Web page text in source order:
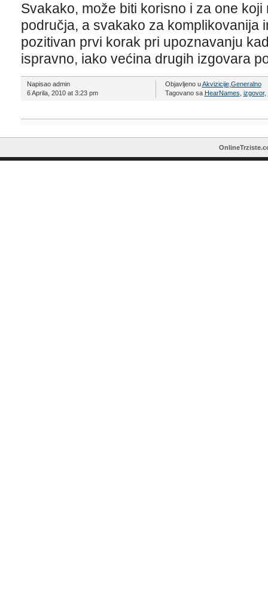
Svakako, može biti korisno i za one
područja, a svakako za komplikovanija
pozitivan prvi korak pri upoznavanju
ispravno, iako većina drugih izgovara
Napisao admin
6 Aprila, 2010 at 3:23 pm
Objavljeno uAkvizicije, Generalno
Tagovano sa HearNames izgovor,